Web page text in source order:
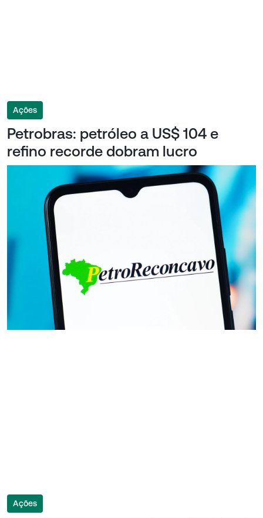
Ações
Petrobras: petróleo a US$ 104 e
refino recorde dobram lucro
Ações